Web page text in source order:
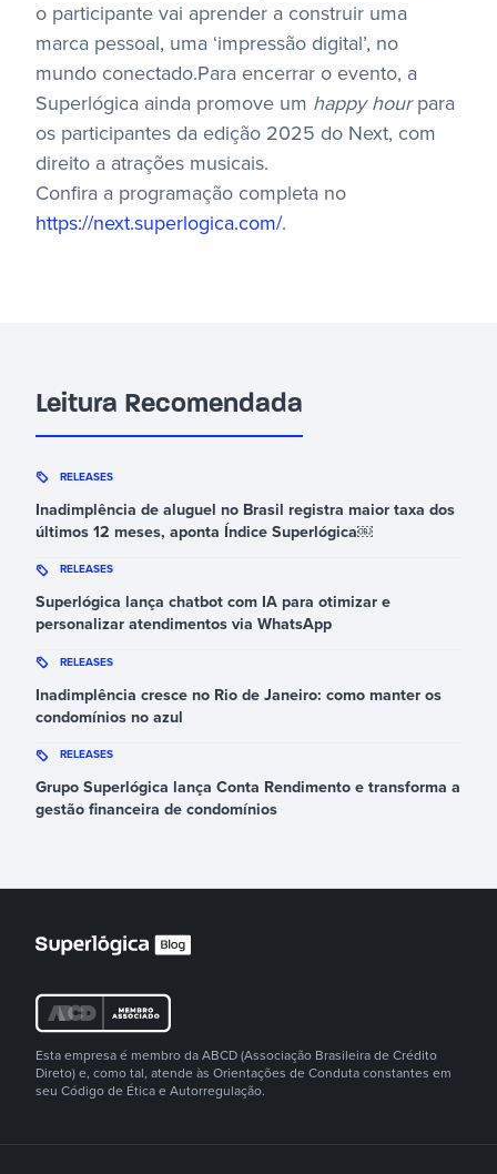
o participante vai aprender a construir uma
marca pessoal, uma ‘impressão digital’, no
mundo conectado.Para encerrar o evento, a
Superlógica ainda promove um happy hourpara
os participantes da edição 2025 do Next, com
direito a atrações musicais.
Confira a programação completa no
https://next.superlogica.com/.
Leitura Recomendada
RELEASES
Inadimplência de aluguel no Brasil registra maior taxa dos
últimos 12 meses, aponta Índice Superlógica￼
RELEASES
Superlógica lança chatbot com IA para otimizar e
personalizar atendimentos via WhatsApp
RELEASES
Inadimplência cresce no Rio de Janeiro: como manter os
condomínios no azul
RELEASES
Grupo Superlógica lança Conta Rendimento e transforma a
gestão financeira de condomínios
Esta empresa é membro da ABCD (Associação Brasileira de Crédito
Direto) e, como tal, atende às Orientações de Conduta constantes em
seu Código de Ética e Autorregulação.